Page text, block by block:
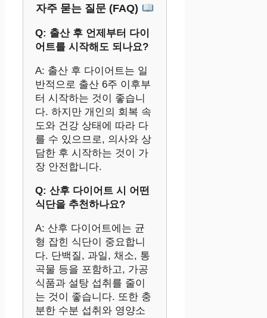
자주 묻는 질문 (FAQ)
Q: 출산 후 언제부터 다이
어트를 시작해도 되나요?
A: 출산 후 다이어트는 일
반적으로 출산 6주 이후부
터 시작하는 것이 좋습니
다. 하지만 개인의 회복 속
도와 건강 상태에 따라 다
를 수 있으므로, 의사와 상
담한 후 시작하는 것이 가
장 안전합니다.
Q: 산후 다이어트 시 어떤
식단을 추천하나요?
A: 산후 다이어트에는 균
형 잡힌 식단이 중요합니
다. 단백질, 과일, 채소, 통
곡물 등을 포함하고, 가공
식품과 설탕 섭취를 줄이
는 것이 좋습니다. 또한 충
분한 수분 섭취와 영양소